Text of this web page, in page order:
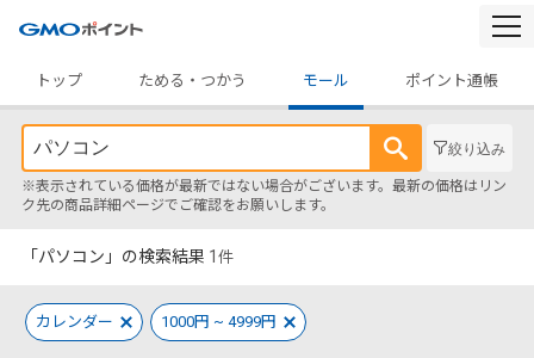
トップ
ためる・つかう モール ポイント通帳
絞り込み
※表示されている価格が最新ではない場合がございます。最新の価格はリン
ク先の商品詳細ページでご確認をお願いします。
「パソコン」の検索結果 1 件
カレンダー 1000円 ~ 4999円